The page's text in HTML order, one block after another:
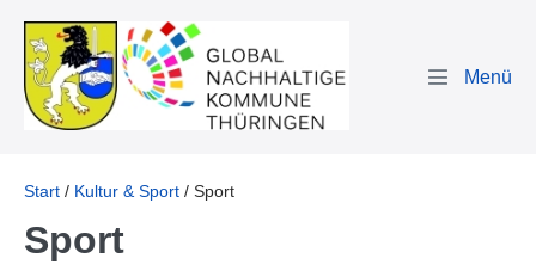
Menü-
Start / Kultur & Sport / Sport
Sport